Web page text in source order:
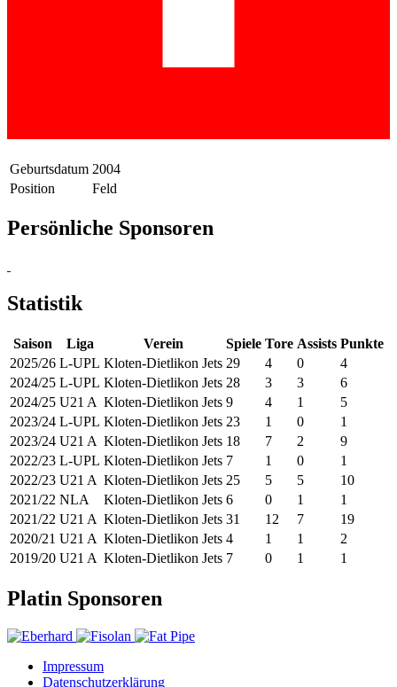
Geburtsdatum 2004
Position
Feld
Persönliche Sponsoren
Statistik
Saison Liga Verein Spiele Tore Assists Punkte
2025/26 L-UPL Kloten-Dietlikon Jets 29 4 0
4
2024/25 L-UPL Kloten-Dietlikon Jets 28 3 3
6
2024/25 U21 A Kloten-Dietlikon Jets 9 4 1
5
2023/24 L-UPL Kloten-Dietlikon Jets 23 1 0
1
2023/24 U21 A Kloten-Dietlikon Jets 18 7 2
9
2022/23 L-UPL Kloten-Dietlikon Jets 7 1 0
1
2022/23 U21 A Kloten-Dietlikon Jets 25 5 5
10
2021/22 NLA Kloten-Dietlikon Jets 6 0 1
1
2021/22 U21 A Kloten-Dietlikon Jets 31 12 7
19
2020/21 U21 A Kloten-Dietlikon Jets 4 1 1
2
2019/20 U21 A Kloten-Dietlikon Jets 7 0 1 1
Platin Sponsoren
Impressum
Datenschutzerklärung